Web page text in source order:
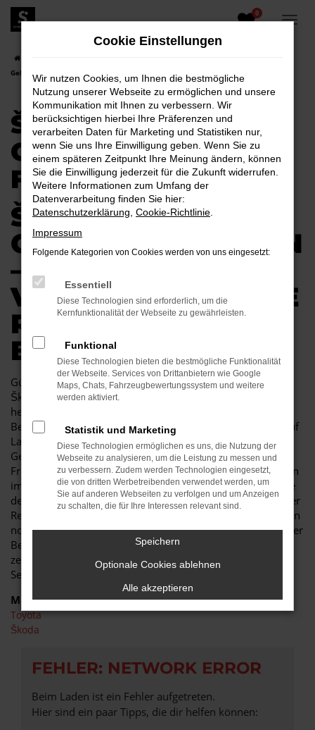
Zum
Hauptinhalt
0
Gebrauchtwagen für Bautzen
ŠKODA KAROQ
GEBRAUCHTWAGEN
FÜR BAUTZEN
ŠKODA KAROQ
GEBRAUCHTWAGEN
–
VERTRAUENSVOLLE
R AUTOKAUF IN
BAUTZEN
Günstige Mobilität in Bautzen kann so einfach sein. Ein
Škoda Karoq Gebrauchtwagen besticht durch seine
herausragende Qualität und erweist sich als jahrelanger
Begleiter. Sowohl im Stadtverkehr von Bautzen als auch auf
Landstraße und Autobahn ist der Škoda Karoq
Gebrauchtwagen eine perfekte Lösung und wird Ihnen viel
Freude bereiten. Unser Autohaus ist seit mehr als 30 Jahren
im Geschäft. Wir sind nicht nur Experten für Fahrzeuge wie
den Škoda Karoq Gebrauchtwagen, sondern auch tief in der
Region Bautzen verankert. In unserem Unternehmen zählen
noch Werte wie Vertrauen und Kundennähe, was Sie in jeder
Beratung im positivsten Sinne erfahren. Des Weiteren
zeichnen wir uns durch ein breites Fahrzeug- und
Serviceangebot und günstige Preise
Marken
Toyota
Škoda
FEHLER: NETWORK ERROR
Beim Laden ist ein Fehler aufgetreten.
Hier sind ein paar Tipps, die dir helfen können:
Cookie Einstellungen
Wir nutzen Cookies, um Ihnen die bestmögliche
Nutzung unserer Webseite zu ermöglichen und unsere
Kommunikation mit Ihnen zu verbessern. Wir
berücksichtigen hierbei Ihre Präferenzen und
verarbeiten Daten für Marketing und Statistiken nur,
wenn Sie uns Ihre Einwilligung geben. Wenn Sie zu
einem späteren Zeitpunkt Ihre Meinung ändern, können
Sie die Einwilligung jederzeit für die Zukunft widerrufen.
Weitere Informationen zum Umfang der
Datenverarbeitung finden Sie hier:
Datenschutzerklärung Cookie-Richtlinie
Impressum
Folgende Kategorien von Cookies werden von uns eingesetzt:
Essentiell
Diese Technologien sind erforderlich, um die
Kernfunktionalität der Webseite zu gewährleisten.
Funktional
Diese Technologien bieten die bestmögliche Funktionalität
der Webseite. Services von Drittanbietern wie Google
Maps, Chats, Fahrzeugbewertungssystem und weitere
werden aktiviert.
Statistik und Marketing
Diese Technologien ermöglichen es uns, die Nutzung der
Webseite zu analysieren, um die Leistung zu messen und
zu verbessern. Zudem werden Technologien eingesetzt,
die von dritten Werbetreibenden verwendet werden, um
Sie auf anderen Webseiten zu verfolgen und um Anzeigen
zu schalten, die für Ihre Interessen relevant sind.
Speichern
Optionale Cookies ablehnen
Alle akzeptieren